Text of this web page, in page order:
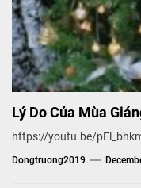
Lý Do Của Mùa
https://youtu.be/
Dongtruong2019